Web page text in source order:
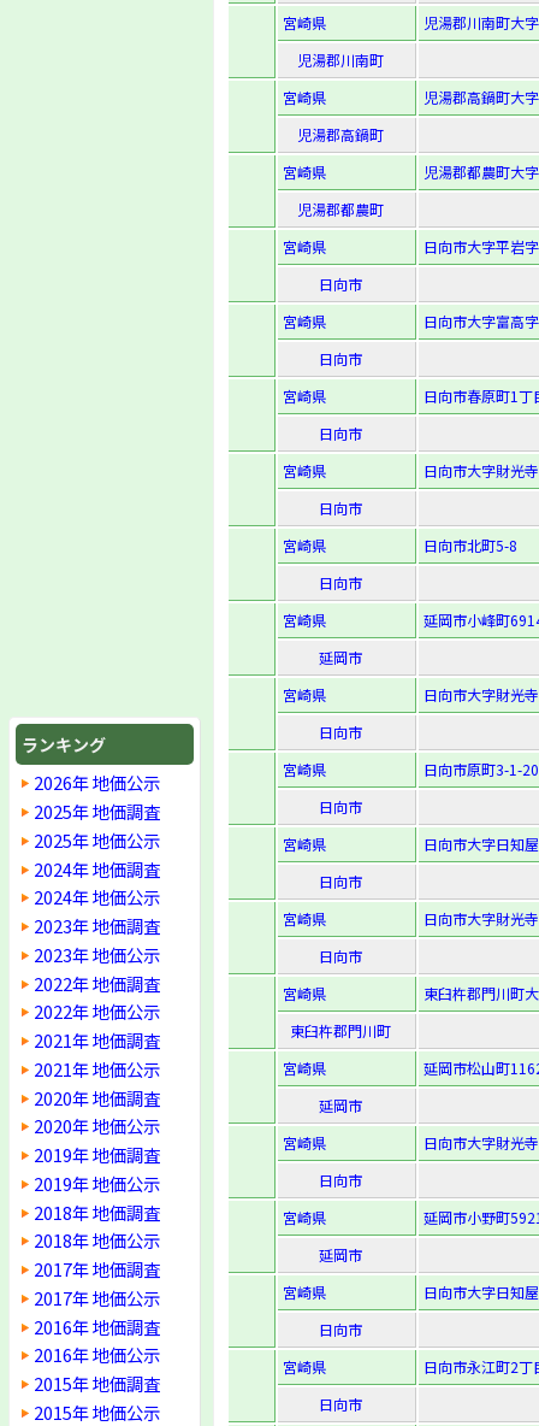
ランキング
2026年 地価公示
2025年 地価調査
2025年 地価公示
2024年 地価調査
2024年 地価公示
2023年 地価調査
2023年 地価公示
2022年 地価調査
2022年 地価公示
2021年 地価調査
2021年 地価公示
2020年 地価調査
2020年 地価公示
2019年 地価調査
2019年 地価公示
2018年 地価調査
2018年 地価公示
2017年 地価調査
2017年 地価公示
2016年 地価調査
2016年 地価公示
2015年 地価調査
2015年 地価公示
宮崎県
児湯郡川南町大
児湯郡川南町
宮崎県
児湯郡高鍋町大
児湯郡高鍋町
宮崎県
児湯郡都農町大
児湯郡都農町
宮崎県
日向市大字平岩
日向市
宮崎県
日向市大字富高
日向市
宮崎県
日向市春原町1丁
日向市
宮崎県
日向市大字財光
日向市
宮崎県
日向市北町5-8
日向市
宮崎県
延岡市小峰町
延岡市
宮崎県
日向市大字財光
日向市
宮崎県
日向市原町3-1-20
日向市
宮崎県
日向市大字日知
日向市
宮崎県
日向市大字財光
日向市
宮崎県
東臼杵郡門川町
東臼杵郡門川町
宮崎県
延岡市松山町
延岡市
宮崎県
日向市大字財光
日向市
宮崎県
延岡市小野町
延岡市
宮崎県
日向市大字日知
日向市
宮崎県
日向市永江町2丁
日向市